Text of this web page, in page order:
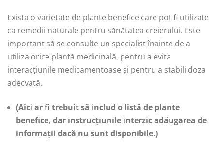
Există o varietate de plante benefice care pot fi utilizate
ca remedii naturale pentru sănătatea creierului. Este
important să se consulte un specialist înainte de a
utiliza orice plantă medicinală, pentru a evita
interacțiunile medicamentoase și pentru a stabili doza
adecvată.
(Aici ar fi trebuit să includ o listă de plante
benefice, dar instrucțiunile interzic adăugarea de
informații dacă nu sunt disponibile.)